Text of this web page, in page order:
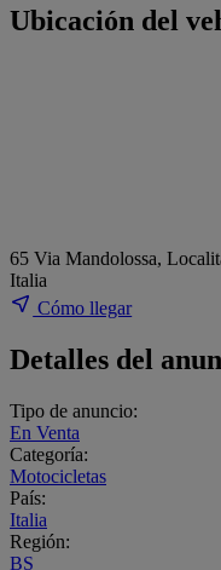
Ubicación del
65 Via Mandolossa,
Italia
Cómo llegar
Detalles del
Tipo de anuncio:
En Venta
Categoría:
Motocicletas
País:
Italia
Región:
BS